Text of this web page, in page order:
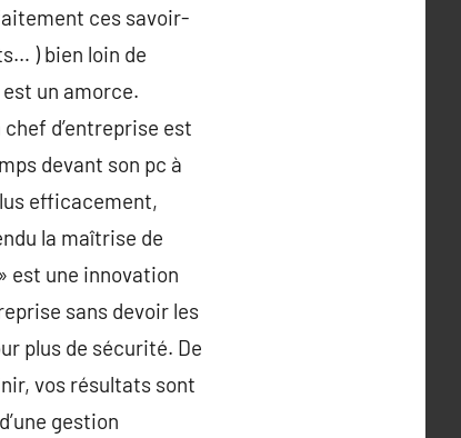
ces savoir-
) bien loin de
un amorce.
d’entreprise est
devant son pc à
efficacement,
la maîtrise de
est une innovation
sans devoir les
plus de sécurité. De
vos résultats sont
gestion